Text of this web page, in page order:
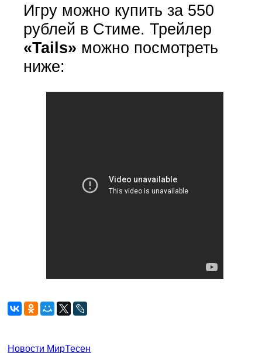
Игру можно купить за 550
рублей в Стиме. Трейлер
«Tails» можно посмотреть
ниже:
Новости МирТесен